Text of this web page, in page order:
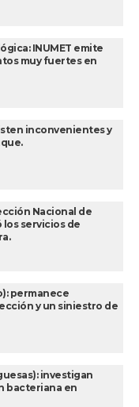
INUMET emite
muy fuertes en
inconvenientes y
Nacional de
servicios de
permanece
y un siniestro de
investigan
bacteriana en